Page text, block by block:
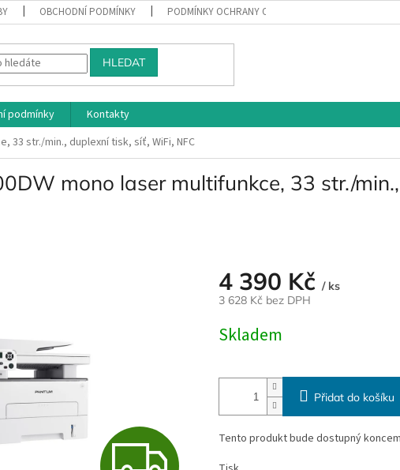
OBCHODNÍ PODMÍNKY PODMÍNKY OCHRANY OSOBNÍCH ÚDAJŮ
HLEDAT
podmínky
Kontakty
33 str./min., duplexní tisk, síť, WiFi, NFC
mono laser multifunkce, 33 str./
4 390 Kč / ks
3 628 Kč bez DPH
cena:
Skladem
Přidat do košíku
Tento produkt bude dostupný